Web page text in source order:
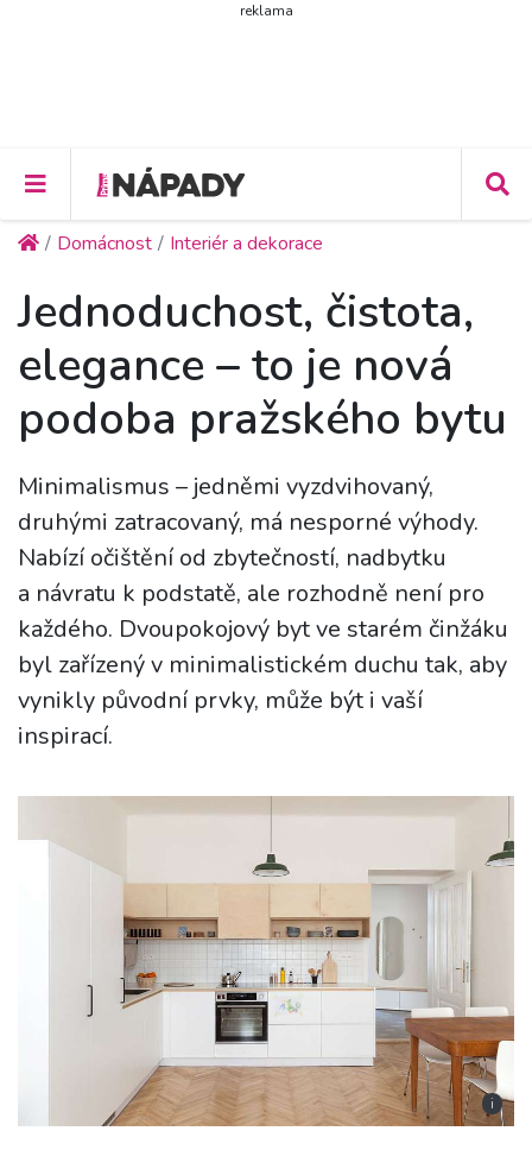
reklama
Domácnost Interiér a dekorace
Jednoduchost, čistota,
elegance – to je nová
podoba pražského bytu
Minimalismus – jedněmi vyzdvihovaný,
druhými zatracovaný, má nesporné výhody.
Nabízí očištění od zbytečností, nadbytku
a návratu k podstatě, ale rozhodně není pro
každého. Dvoupokojový byt ve starém činžáku
byl zařízený v minimalistickém duchu tak, aby
vynikly původní prvky, může být i vaší
inspirací.
i